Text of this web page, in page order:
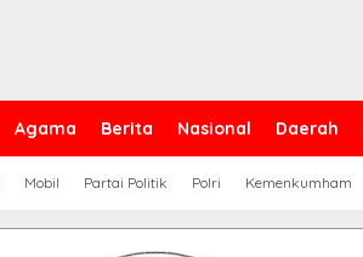
Agama Berita Nasional Daerah
Mobil Partai Politik Polri Kemenkumham